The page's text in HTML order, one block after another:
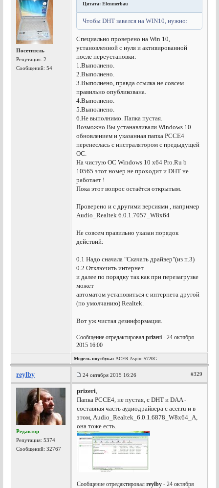
Посетитель
Репутация:2
Сообщений: 54
Цитата: Elenmerbau
Чтобы DHT завелся на WIN10, нужно:
Специально проверено на Win 10,
установленной с нуля и активированной
после переустановки:
1.Выполнено.
2.Выполнено.
3.Выполнено, правда ссылка не совсем
правильно опубликована.
4.Выполнено.
5.Выполнено.
6.Не выполнимо. Папка пустая.
Возможно Вы устанавливали Windows 10
обновлением и указанная папка PCCE4
перенеслась с инстралятором с предыдущей
ОС.
На чистую ОС Windows 10 x64 Pro.Ru b
10565 этот номер не проходит и DHT не
работает !
Пока этот вопрос остаётся открытым.
Проверено и с другими версиями , например
Audio_Realtek 6.0.1.7057_W8x64
Не совсем правильно указан порядок
действий:
0.1 Надо сначала "Скачать драйвер"(из п.3)
0.2 Отключить интернет
и далее по порядку так как при перезагрузке
может
автоматом установиться с интернета другой
(по умолчанию) Realtek.
Вот уж чистая дезинформация.
Сообщение отредактировалprizeri - 24 октября
2015 16:00
Модель ноутбука: ACER Aspire 5720G
reylby 24 октября 2015 16:26 #329
Редактор
Репутация:5374
Сообщений: 32767
prizeri,
Папка PCCE4, не пустая, с DHT и DAA -
составная часть аудиодрайвера с acer.ru и в
этом, Audio_Realtek_6.0.1.6878_W8x64_A,
она тоже есть.
Сообщение отредактировалreylby - 24 октября